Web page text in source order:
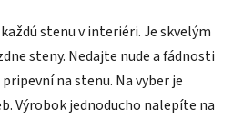
stenu v interiéri. Je skvelým
steny. Nedajte nude a fádnosti
na stenu. Na vyber je
Výrobok jednoducho nalepíte na